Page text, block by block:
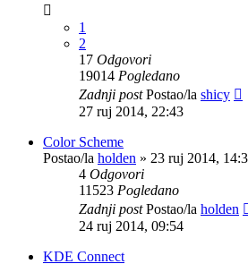
1
2
17 Odgovori
19014 Pogledano
Zadnji postPostao/la shicy
27 ruj 2014, 22:43
Color Scheme
Postao/la holden » 23 ruj 2014,
4 Odgovori
11523 Pogledano
Zadnji postPostao/la holden
24 ruj 2014, 09:54
KDE Connect